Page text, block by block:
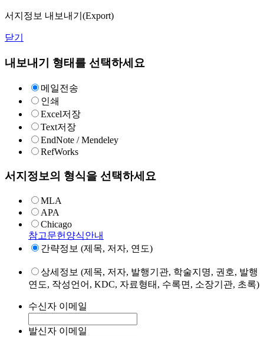
서지정보 내보내기(Export)
닫기
내보내기 형태를 선택하세요
메일전송
인쇄
Excel저장
Text저장
EndNote / Mendeley
RefWorks
서지정보의 형식을 선택하세요
MLA
APA
Chicago
참고문헌양식안내
간략정보 (제목, 저자, 연도)
상세정보 (제목, 저자, 발행기관, 학술지명, 권호, 발행
연도, 작성언어, KDC, 자료형태, 수록면, 소장기관, 초록)
수신자 이메일
발신자 이메일